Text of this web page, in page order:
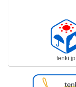
tenki.jp